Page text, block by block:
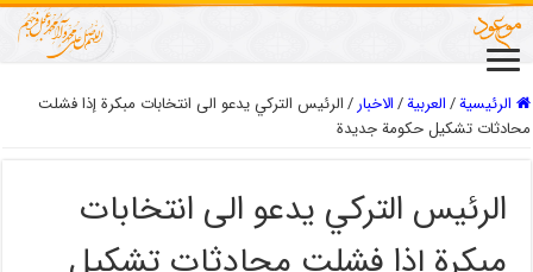
الرئيسية/العربیة/الاخبار/الرئيس التركي يدعو الى انتخابات مبكرة إذا فشلت
محادثات تشكيل حكومة جديدة
الرئيس التركي يدعو الى انتخابات